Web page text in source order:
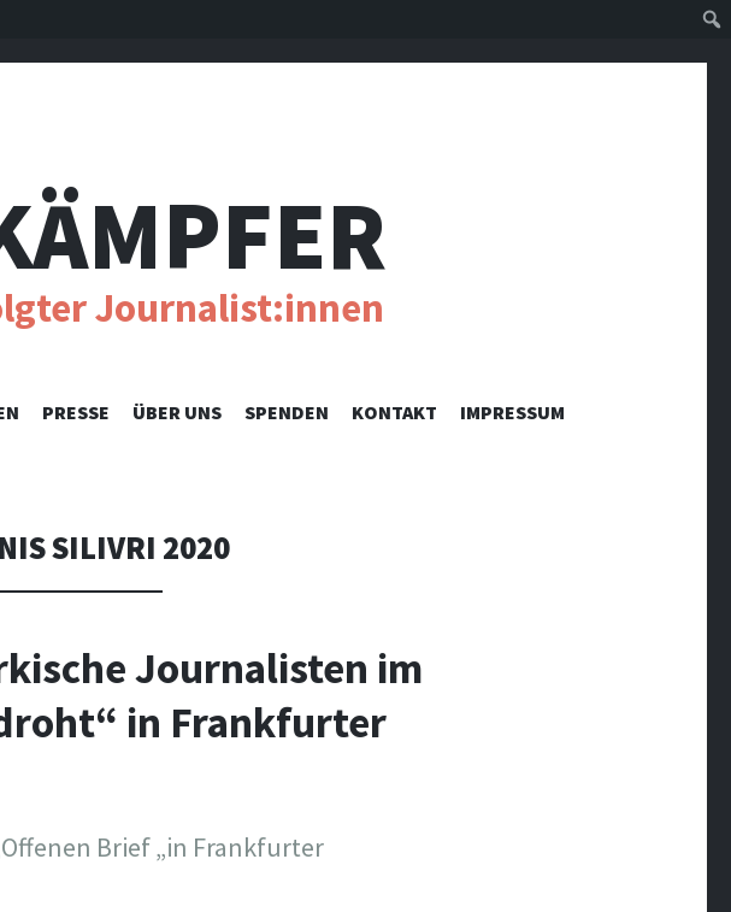
Journalist:innen
PRESSE ÜBER UNS SPENDEN KONTAKT IMPRESSUM
SILIVRI 2020
Journalisten im
in Frankfurter
Brief „in Frankfurter